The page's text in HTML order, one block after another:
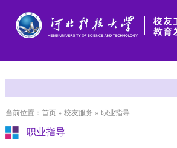
当前位置：首页 » 校友服务 » 职业指导
职业指导